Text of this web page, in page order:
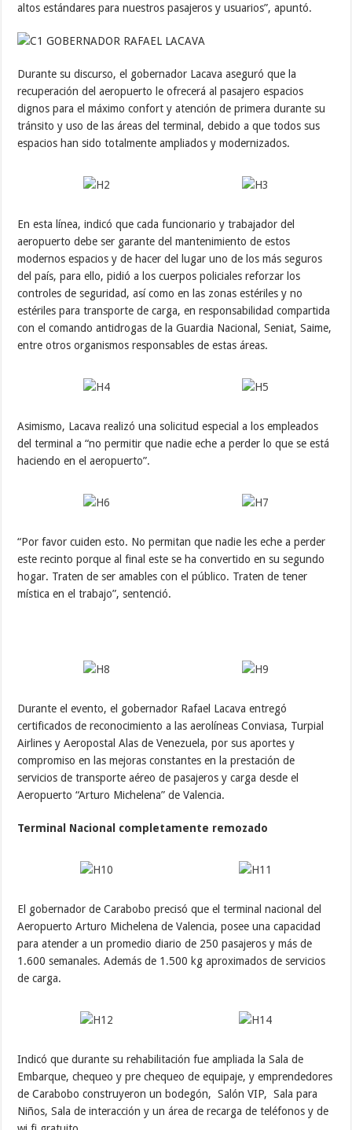
altos estándares para nuestros pasajeros y usuarios”, apuntó.
Durante su discurso, el gobernador Lacava aseguró que la
recuperación del aeropuerto le ofrecerá al pasajero espacios
dignos para el máximo confort y atención de primera durante su
tránsito y uso de las áreas del terminal, debido a que todos sus
espacios han sido totalmente ampliados y modernizados.
En esta línea, indicó que cada funcionario y trabajador del
aeropuerto debe ser garante del mantenimiento de estos
modernos espacios y de hacer del lugar uno de los más seguros
del país, para ello, pidió a los cuerpos policiales reforzar los
controles de seguridad, así como en las zonas estériles y no
estériles para transporte de carga, en responsabilidad compartida
con el comando antidrogas de la Guardia Nacional, Seniat, Saime,
entre otros organismos responsables de estas áreas.
Asimismo, Lacava realizó una solicitud especial a los empleados
del terminal a “no permitir que nadie eche a perder lo que se está
haciendo en el aeropuerto”.
“Por favor cuiden esto. No permitan que nadie les eche a perder
este recinto porque al final este se ha convertido en su segundo
hogar. Traten de ser amables con el público. Traten de tener
mística en el trabajo”, sentenció.
Durante el evento, el gobernador Rafael Lacava entregó
certificados de reconocimiento a las aerolíneas Conviasa, Turpial
Airlines y Aeropostal Alas de Venezuela, por sus aportes y
compromiso en las mejoras constantes en la prestación de
servicios de transporte aéreo de pasajeros y carga desde el
Aeropuerto “Arturo Michelena” de Valencia.
Terminal Nacional completamente remozado
El gobernador de Carabobo precisó que el terminal nacional del
Aeropuerto Arturo Michelena de Valencia, posee una capacidad
para atender a un promedio diario de 250 pasajeros y más de
1.600 semanales. Además de 1.500 kg aproximados de servicios
de carga.
Indicó que durante su rehabilitación fue ampliada la Sala de
Embarque, chequeo y pre chequeo de equipaje, y emprendedores
de Carabobo construyeron un bodegón, Salón VIP, Sala para
Niños, Sala de interacción y un área de recarga de teléfonos y de